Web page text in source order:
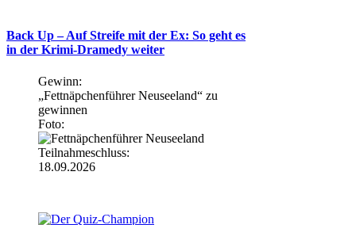
Back Up – Auf Streife mit der Ex: So geht es
in der Krimi-Dramedy weiter
Gewinn:
„Fettnäpchenführer Neuseeland“ zu
gewinnen
Foto:
Teilnahmeschluss:
18.09.2026